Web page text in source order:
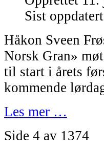
Sist
Håkon Sveen
Norsk Gran»
til start i årets
kommende
Les mer …
Side 4 av 1374